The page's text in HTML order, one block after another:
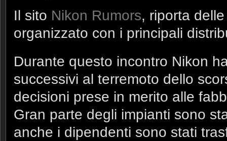
Il sito Nikon Rumors, riporta
organizzato con i principali
Durante questo incontro Nikon
successivi al terremoto dello
decisioni prese in merito alle
Gran parte degli impianti sono
anche i dipendenti sono stati